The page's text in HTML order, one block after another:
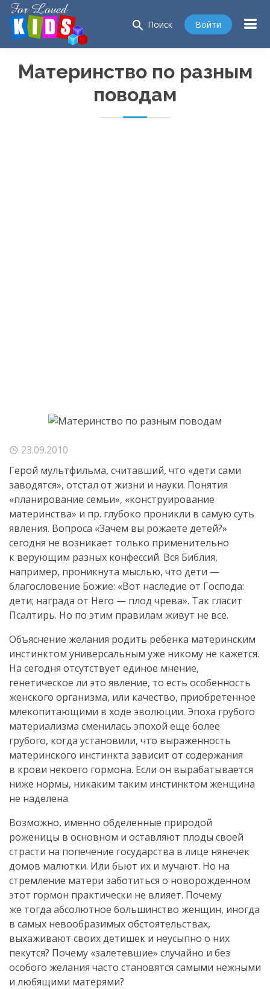
search Поиск Войти
Материнство по разным
поводам
23.09.2010
Герой мультфильма, считавший, что «дети сами
заводятся», отстал от жизни и науки. Понятия
«планирование семьи», «конструирование
материнства» и пр. глубоко проникли в самую суть
явления. Вопроса «Зачем вы рожаете детей?»
сегодня не возникает только применительно
к верующим разных конфессий. Вся Библия,
например, проникнута мыслью, что дети —
благословение Божие: «Вот наследие от Господа:
дети; награда от Него — плод чрева». Так гласит
Псалтирь. Но по этим правилам живут не все.
Объяснение желания родить ребенка материнским
инстинктом универсальным уже никому не кажется.
На сегодня отсутствует единое мнение,
генетическое ли это явление, то есть особенность
женского организма, или качество, приобретенное
млекопитающими в ходе эволюции. Эпоха грубого
материализма сменилась эпохой еще более
грубого, когда установили, что выраженность
материнского инстинкта зависит от содержания
в крови некоего гормона. Если он вырабатывается
ниже нормы, никаким таким инстинктом женщина
не наделена.
Возможно, именно обделенные природой
роженицы в основном и оставляют плоды своей
страсти на попечение государства в лице нянечек
домов малютки. Или бьют их и мучают. Но на
стремление матери заботиться о новорожденном
этот гормон практически не влияет. Почему
же тогда абсолютное большинство женщин, иногда
в самых невообразимых обстоятельствах,
выхаживают своих детишек и неусыпно о них
пекутся? Почему «залетевшие» случайно и без
особого желания часто становятся самыми нежными
и любящими матерями?